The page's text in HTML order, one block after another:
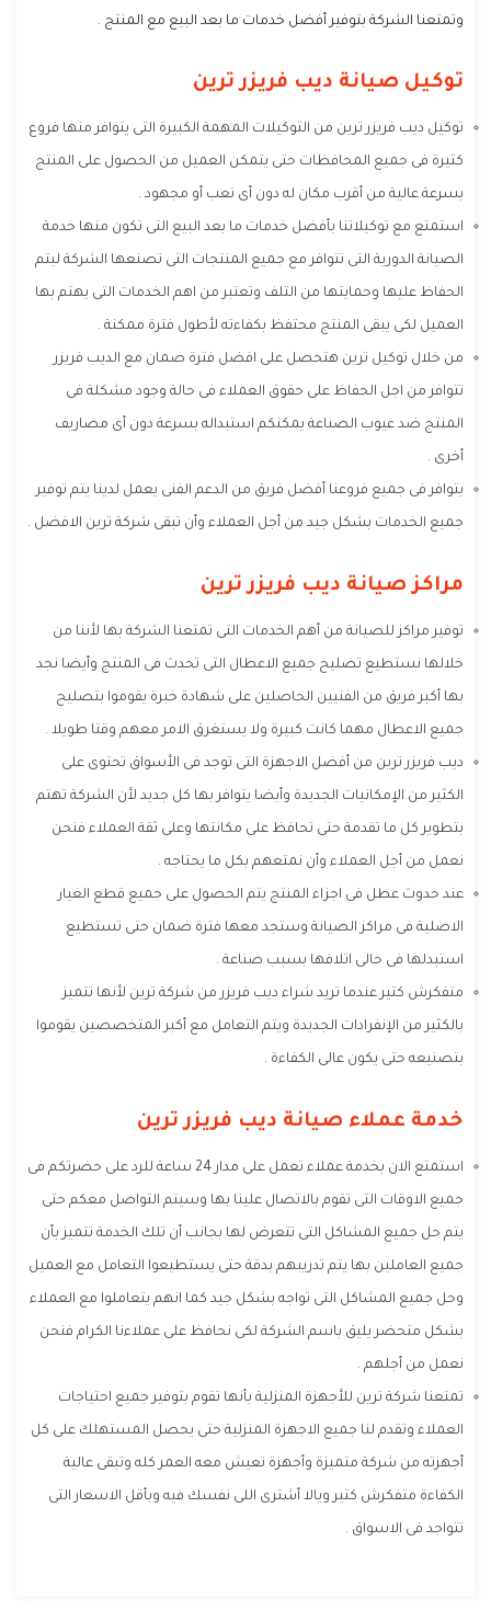
وتمتعنا الشركة بتوفير أفضل خدمات ما بعد البيع مع المنتج .
توكيل صيانة ديب فريزر ترين
توكيل ديب فريزر ترين من التوكيلات المهمة الكبيرة التى يتوافر منها فروع
كثيرة فى جميع المحافظات حتى يتمكن العميل من الحصول على المنتج
بسرعة عالية من أقرب مكان له دون أى تعب أو مجهود .
استمتع مع توكيلاتنا بأفضل خدمات ما بعد البيع التى تكون منها خدمة
الصيانة الدورية التى تتوافر مع جميع المنتجات التى تصنعها الشركة ليتم
الحفاظ عليها وحمايتها من التلف وتعتبر من اهم الخدمات التى يهتم بها
العميل لكى يبقى المنتج محتفظ بكفاءته لأطول فترة ممكنة .
من خلال توكيل ترين هتحصل على افضل فترة ضمان مع الديب فريزر
تتوافر من اجل الحفاظ على حقوق العملاء فى حالة وجود مشكلة فى
المنتج ضد عيوب الصناعة يمكنكم استبداله بسرعة دون أى مصاريف
أخرى .
يتوافر فى جميع فروعنا أفضل فريق من الدعم الفنى يعمل لدينا يتم توفير
جميع الخدمات بشكل جيد من أجل العملاء وأن تبقى شركة ترين الافضل .
مراكز صيانة ديب فريزر ترين
توفير مراكز للصيانة من أهم الخدمات التى تمتعنا الشركة بها لأننا من
خلالها نستطيع تصليح جميع الاعطال التى تحدث فى المنتج وأيضا نجد
بها أكبر فريق من الفنيين الحاصلين على شهادة خبرة يقوموا بتصليح
جميع الاعطال مهما كانت كبيرة ولا يستغرق الامر معهم وقتا طويلا .
ديب فريزر ترين من أفضل الاجهزة التى توجد فى الأسواق تحتوى على
الكثير من الإمكانيات الجديدة وأيضا يتوافر بها كل جديد لأن الشركة تهتم
بتطوير كل ما تقدمة حتى تحافظ على مكانتها وعلى ثقة العملاء فنحن
نعمل من أجل العملاء وأن نمتعهم بكل ما يحتاجه .
عند حدوث عطل فى اجزاء المنتج يتم الحصول على جميع قطع الغيار
الاصلية فى مراكز الصيانة وستجد معها فترة ضمان حتى تستطيع
استبدلها فى حالى اتلافها بسبب صناعة .
متفكرش كتير عندما تريد شراء ديب فريزر من شركة ترين لأنها تتميز
بالكثير من الإنفرادات الجديدة ويتم التعامل مع أكبر المتخصصين يقوموا
بتصنيعه حتى يكون عالى الكفاءة .
خدمة عملاء صيانة ديب فريزر ترين
استمتع الان بخدمة عملاء تعمل على مدار 24 ساعة للرد على حضرتكم فى
جميع الاوقات التى تقوم بالاتصال علينا بها وسيتم التواصل معكم حتى
يتم حل جميع المشاكل التى تتعرض لها بجانب أن تلك الخدمة تتميز بأن
جميع العاملين بها يتم تدريبهم بدقة حتى يستطيعوا التعامل مع العميل
وحل جميع المشاكل التى تواجه بشكل جيد كما انهم يتعاملوا مع العملاء
بشكل متحضر يليق باسم الشركة لكى نحافظ على عملاءنا الكرام فنحن
نعمل من أجلهم .
تمتعنا شركة ترين للأجهزة المنزلية بأنها تقوم بتوفير جميع احتياجات
العملاء وتقدم لنا جميع الاجهزة المنزلية حتى يحصل المستهلك على كل
أجهزته من شركة متميزة وأجهزة تعيش معه العمر كله وتبقى عالية
الكفاءة متفكرش كتير ويالا أشترى اللى نفسك فيه وبأقل الاسعار التى
تتواجد فى الاسواق .